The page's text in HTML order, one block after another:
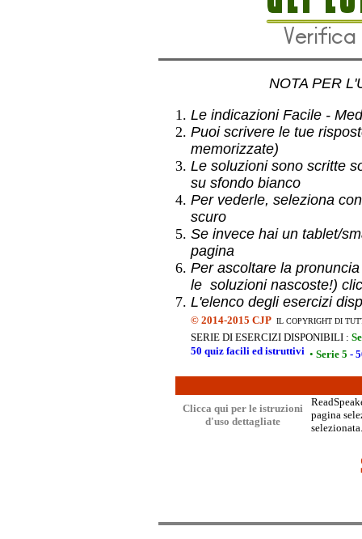
NOTA PER
Le indicazioni Facile -
Puoi scrivere le tue
memorizzate)
Le soluzioni sono scritte
su sfondo bianco
Per vederle, seleziona
scuro
Se invece hai un tablet/
pagina
Per ascoltare la
le soluzioni nascoste!)
L'elenco degli esercizi
© 2014-2015 CJP IL COPYRIGHT DI
SERIE DI ESERCIZI DISPONIBILI :
50 quiz facili ed istruttivi • Serie 5 -
Clicca qui per le istruzioni
d'uso dettagliate
pagina